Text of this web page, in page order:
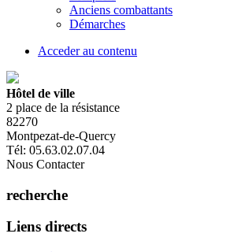
Anciens combattants
Démarches
Acceder au contenu
Hôtel de ville
2 place de la résistance
82270
Montpezat-de-Quercy
Tél: 05.63.02.07.04
Nous Contacter
recherche
Liens directs